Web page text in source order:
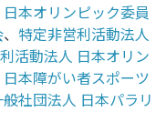
本オリンピック委員
、 特定非営利活動法人
活動法人 日本オリン
本障がい者スポーツ
般社団法人 日本パラリ